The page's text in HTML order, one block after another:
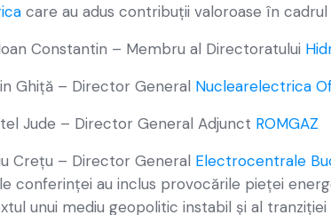
care au adus contribuții valoroase în cadrul
Constantin – Membru al Directoratului
Ghiță – Director General Nuclearelectrica
Jude – Director General Adjunct ROMGAZ
Crețu – Director General Electrocentrale
conferinței au inclus provocările pieței
unui mediu geopolitic instabil și al